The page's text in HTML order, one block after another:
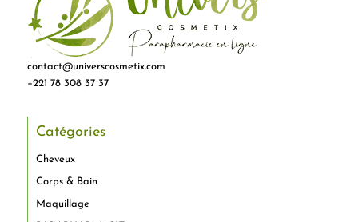
contact@universcosmetix.com
+221 78 308 37 37
Catégories
Cheveux
Corps & Bain
Maquillage